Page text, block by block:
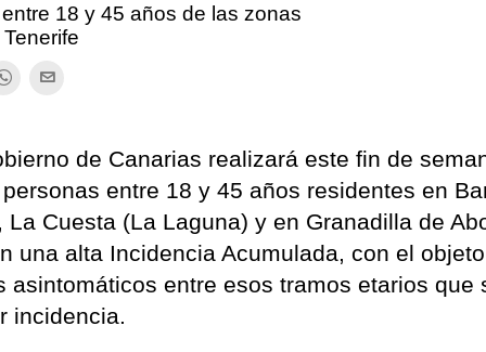
18 y 45 años de las zonas
de Canarias realizará este fin de
entre 18 y 45 años residentes en
Cuesta (La Laguna) y en Granadilla de
una alta Incidencia Acumulada, con el
entre esos tramos etarios que
incidencia.